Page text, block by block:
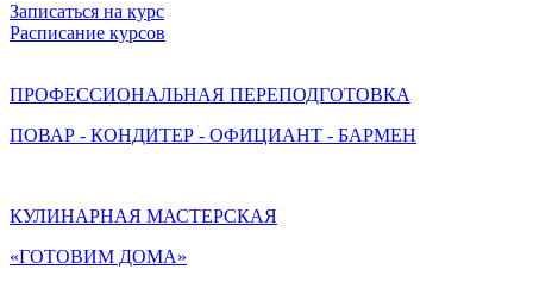
Записаться на курс
Расписание курсов
ПРОФЕССИОНАЛЬНАЯ ПЕРЕПОДГОТОВКА
ПОВАР - КОНДИТЕР - ОФИЦИАНТ - БАРМЕН
КУЛИНАРНАЯ МАСТЕРСКАЯ
«ГОТОВИМ ДОМА»